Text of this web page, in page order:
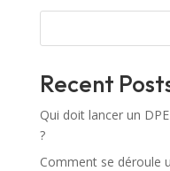
i
e
:
Recent
Qui doit lancer un
?
Comment se déroule